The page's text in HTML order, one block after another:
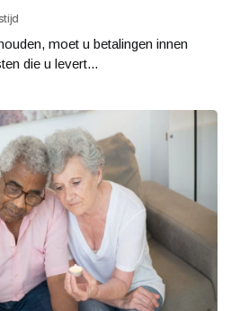
moet u betalingen innen
die u levert...